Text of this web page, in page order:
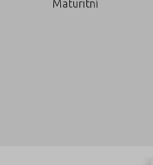
Maturitní